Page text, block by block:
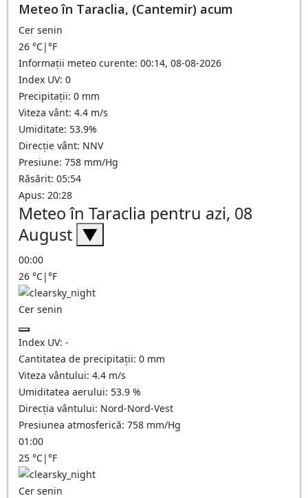
Meteo în Taraclia, (Cantemir) acum
Cer senin
26 °C|°F
Informații meteo curente: 00:14, 08-08-2026
Index UV: 0
Precipitații: 0 mm
Viteza vânt: 4.4 m/s
Umiditate: 53.9%
Direcție vânt: NNV
Presiune: 758 mm/Hg
Răsărit: 05:54
Apus: 20:28
Meteo în Taraclia pentru azi, 08
August ▼
00:00
26 °C|°F
Cer senin
Index UV: -
Cantitatea de precipitații: 0 mm
Viteza vântului: 4.4 m/s
Umiditatea aerului: 53.9 %
Direcția vântului: Nord-Nord-Vest
Presiunea atmosferică: 758 mm/Hg
01:00
25 °C|°F
Cer senin